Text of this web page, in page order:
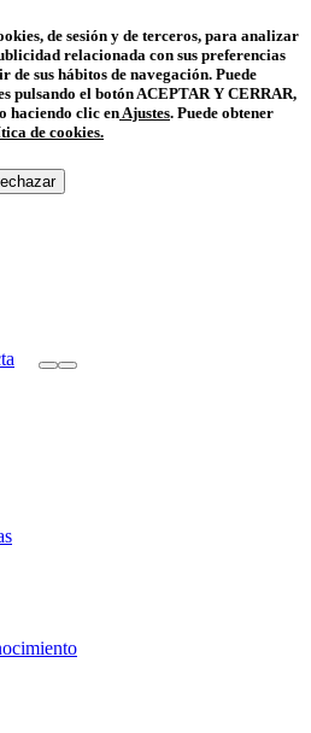
de sesión y de terceros, para analizar
relacionada con sus preferencias
sus hábitos de navegación. Puede
pulsando el botón ACEPTAR Y CERRAR,
haciendo clic enAjustes. Puede obtener
de cookies.